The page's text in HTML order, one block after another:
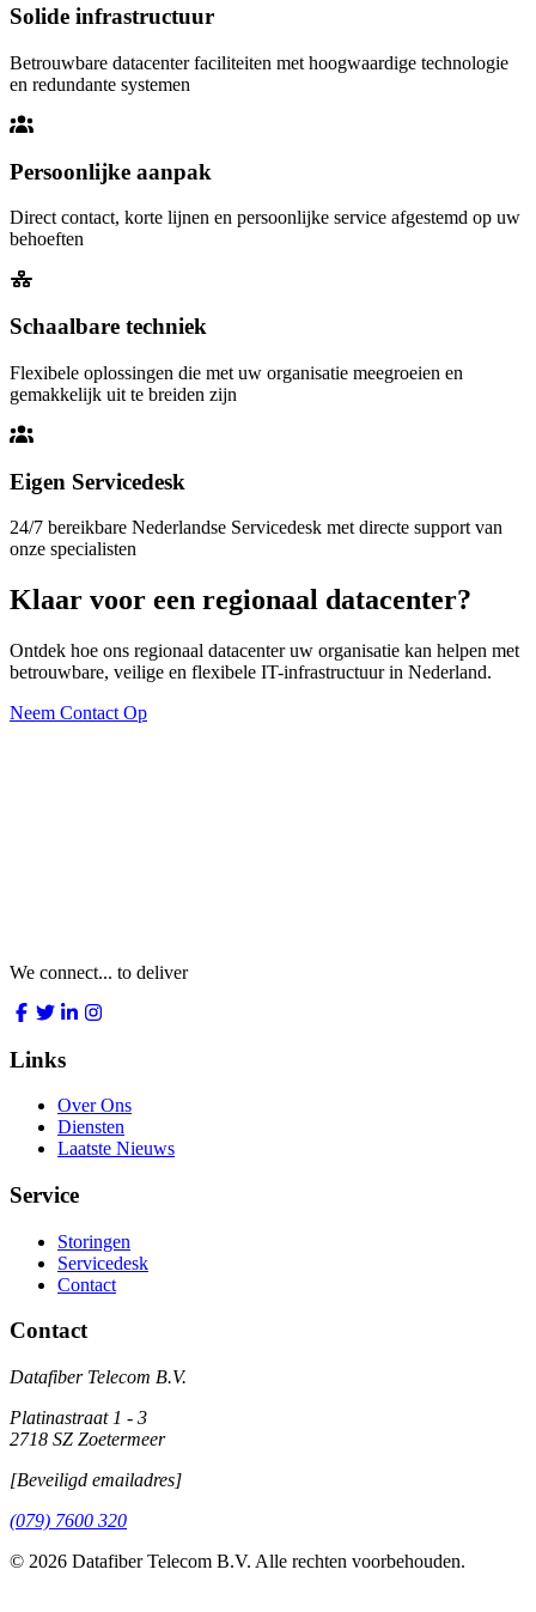
Solide infrastructuur
Betrouwbare datacenter faciliteiten met hoogwaardige technologie
en redundante systemen
Persoonlijke aanpak
Direct contact, korte lijnen en persoonlijke service afgestemd op uw
behoeften
Schaalbare techniek
Flexibele oplossingen die met uw organisatie meegroeien en
gemakkelijk uit te breiden zijn
Eigen Servicedesk
24/7 bereikbare Nederlandse Servicedesk met directe support van
onze specialisten
Klaar voor een regionaal datacenter?
Ontdek hoe ons regionaal datacenter uw organisatie kan helpen met
betrouwbare, veilige en flexibele IT-infrastructuur in Nederland.
Neem Contact Op
We connect... to deliver
Links
Over Ons
Diensten
Laatste Nieuws
Service
Storingen
Servicedesk
Contact
Contact
Datafiber Telecom B.V.
Platinastraat 1 - 3
2718 SZ Zoetermeer
[Beveiligd emailadres]
(079) 7600 320
© 2026 Datafiber Telecom B.V. Alle rechten voorbehouden.